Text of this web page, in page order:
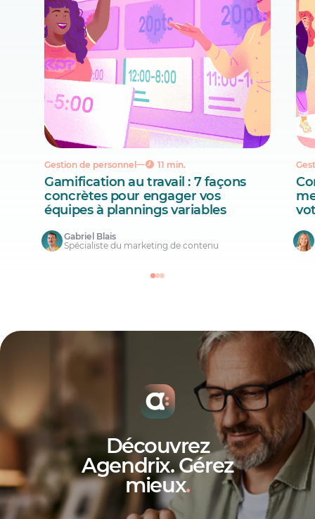
Gestion de personnel 11 min.
Gamification au travail : 7 façons
concrètes pour engager vos
équipes à plannings variables
Gabriel Blais
Spécialiste du marketing de contenu
Découvrez
Agendrix. Gérez
mieux.